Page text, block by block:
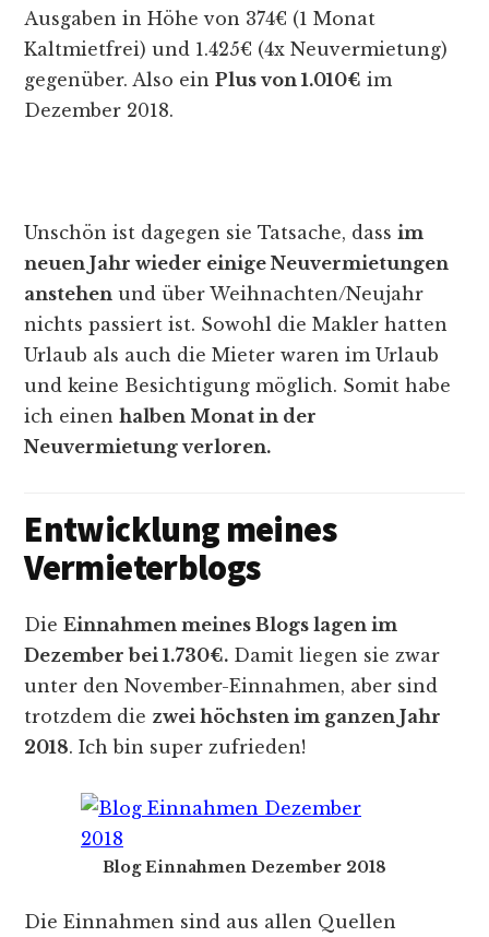
Ausgaben in Höhe von 374€ (1 Monat
Kaltmietfrei) und 1.425€ (4x Neuvermietung)
gegenüber. Also einPlus von 1.010€ im
Dezember 2018.
Unschön ist dagegen sie Tatsache, dassim
neuen Jahr wieder einige Neuvermietungen
anstehen und über Weihnachten/Neujahr
nichts passiert ist. Sowohl die Makler hatten
Urlaub als auch die Mieter waren im Urlaub
und keine Besichtigung möglich. Somit habe
ich einenhalben Monat in der
Neuvermietung verloren.
Entwicklung meines
Vermieterblogs
DieEinnahmen meines Blogs lagen im
Dezember bei 1.730€. Damit liegen sie zwar
unter den November-Einnahmen, aber sind
trotzdem die zwei höchsten im ganzen Jahr
2018. Ich bin super zufrieden!
Blog Einnahmen Dezember 2018
Die Einnahmen sind aus allen Quellen